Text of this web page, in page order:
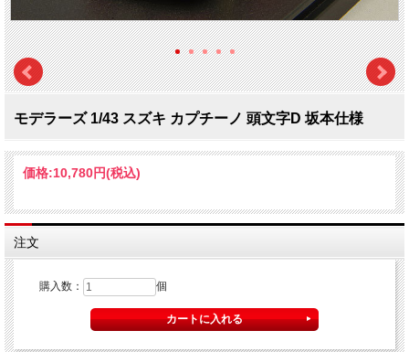
モデラーズ 1/43 スズキ カプチーノ 頭文字D 坂本仕様
価格:10,780円(税込)
注文
購入数： 個